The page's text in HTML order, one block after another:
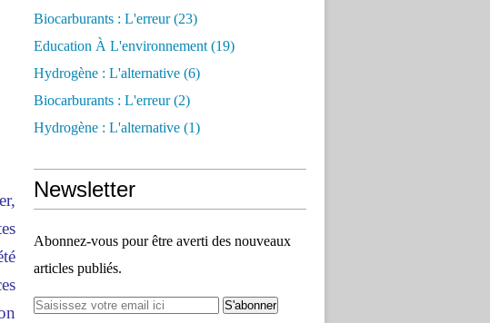
Biocarburants : L'erreur(23)
Education À L'environnement (19)
Hydrogène : L'alternative (6)
Biocarburants : L'erreur(2)
Hydrogène : L'alternative (1)
Newsletter
Abonnez-vous pour être averti des nouveaux
articles publiés.